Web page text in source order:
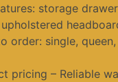
storage
order: single,
pricing – Reliable